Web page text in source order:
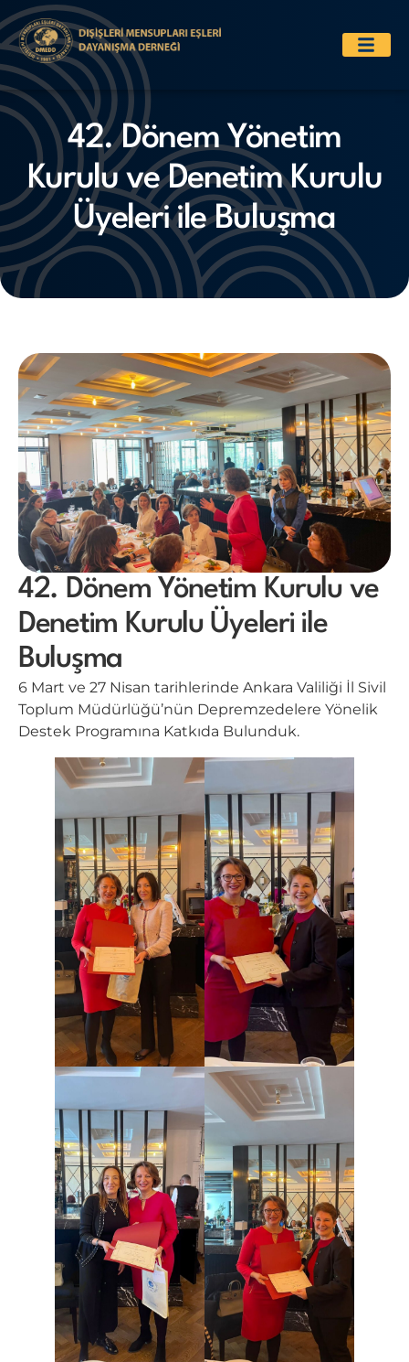
42. Dönem Yönetim
Kurulu ve Denetim Kurulu
Üyeleri ile Buluşma
42. Dönem Yönetim Kurulu ve
Denetim Kurulu Üyeleri ile
Buluşma
6 Mart ve 27 Nisan tarihlerinde Ankara Valiliği İl Sivil
Toplum Müdürlüğü’nün Depremzedelere Yönelik
Destek Programına Katkıda Bulunduk.